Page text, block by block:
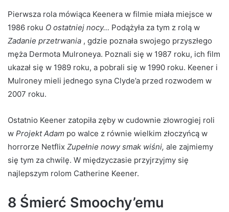
Pierwsza rola mówiąca Keenera w filmie miała miejsce w
1986 roku O ostatniej nocy… Podążyła za tym z rolą w
Zadanie przetrwania , gdzie poznała swojego przyszłego
męża Dermota Mulroneya. Poznali się w 1987 roku, ich film
ukazał się w 1989 roku, a pobrali się w 1990 roku. Keener i
Mulroney mieli jednego syna Clyde’a przed rozwodem w
2007 roku.
Ostatnio Keener zatopiła zęby w cudownie złowrogiej roli
w Projekt Adam po walce z równie wielkim złoczyńcą w
horrorze Netflix Zupełnie nowy smak wiśni, ale zajmiemy
się tym za chwilę. W międzyczasie przyjrzyjmy się
najlepszym rolom Catherine Keener.
8 Śmierć Smoochy’emu